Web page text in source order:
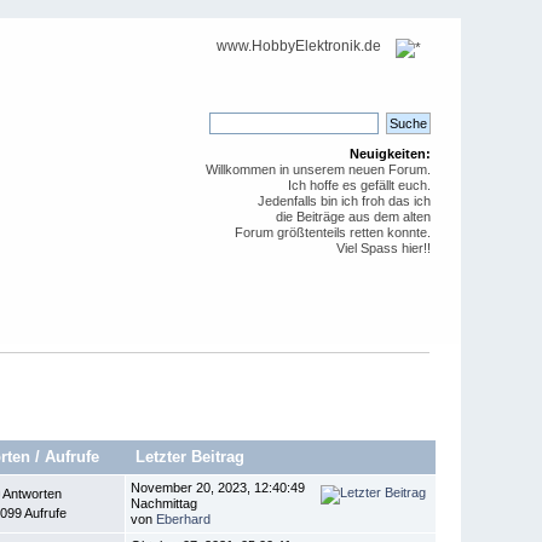
www.HobbyElektronik.de
Neuigkeiten:
Willkommen in unserem neuen Forum.
Ich hoffe es gefällt euch.
Jedenfalls bin ich froh das ich
die Beiträge aus dem alten
Forum größtenteils retten konnte.
Viel Spass hier!!
/ Aufrufe Letzter Beitrag
Antworten
Aufrufe
November 20, 2023, 12:40:49
Nachmittag
von Eberhard